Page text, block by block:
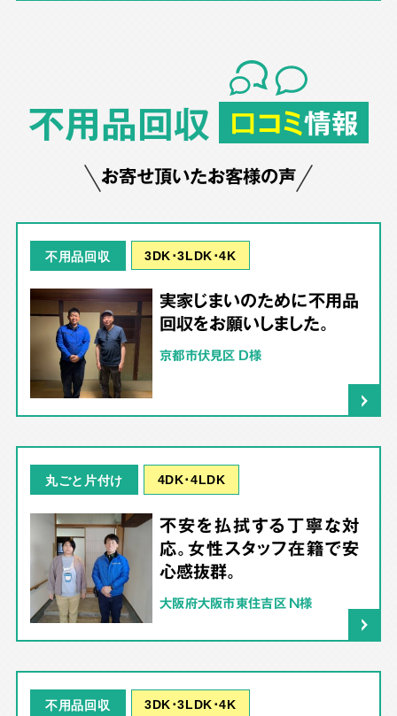
不用品回収 口コミ情報
お寄せ頂いたお客様の声
不用品回収 3DK･3LDK･4K
実家じまいのために不用品
回収をお願いしました。
京都市伏見区 D様
丸ごと片付け 4DK･4LDK
不安を払拭する丁寧な対
応。女性スタッフ在籍で安
心感抜群。
大阪府大阪市東住吉区 N様
不用品回収 3DK･3LDK･4K